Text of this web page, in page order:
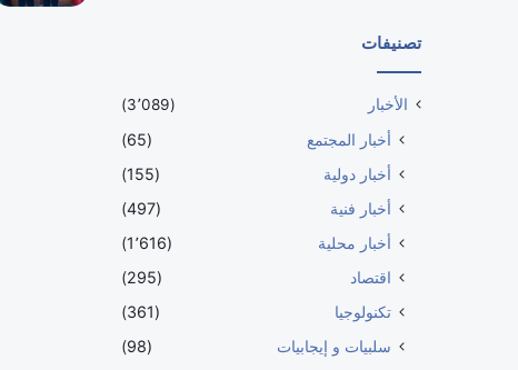
تصنيفات
الأخبار (3٬089)
أخبار المجتمع
(65)
أخبار دولية
(155)
أخبار فنية
(497)
أخبار محلية
(1٬616)
اقتصاد
(295)
تكنولوجيا
(361)
سلبيات و إيجابيات
(98)